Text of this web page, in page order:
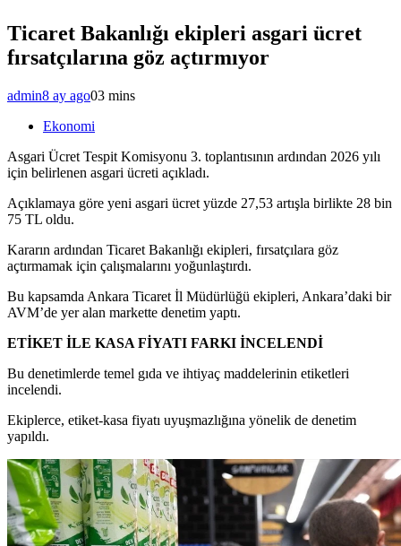
Ticaret Bakanlığı ekipleri asgari ücret
fırsatçılarına göz açtırmıyor
admin8 ay ago03 mins
Ekonomi
Asgari Ücret Tespit Komisyonu 3. toplantısının ardından 2026 yılı
için belirlenen asgari ücreti açıkladı.
Açıklamaya göre yeni asgari ücret yüzde 27,53 artışla birlikte 28 bin
75 TL oldu.
Kararın ardından Ticaret Bakanlığı ekipleri, fırsatçılara göz
açtırmamak için çalışmalarını yoğunlaştırdı.
Bu kapsamda Ankara Ticaret İl Müdürlüğü ekipleri, Ankara’daki bir
AVM’de yer alan markette denetim yaptı.
ETİKET İLE KASA FİYATI FARKI İNCELENDİ
Bu denetimlerde temel gıda ve ihtiyaç maddelerinin etiketleri
incelendi.
Ekiplerce, etiket-kasa fiyatı uyuşmazlığına yönelik de denetim
yapıldı.